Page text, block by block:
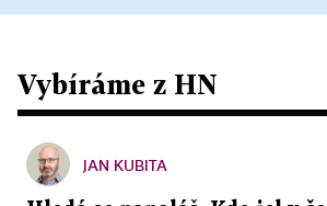
Vybíráme z HN
JAN KUBITA